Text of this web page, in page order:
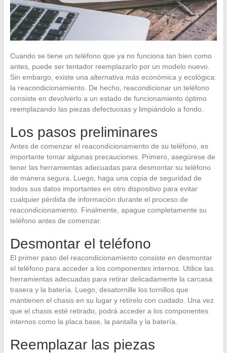
Cuando se tiene un teléfono que ya no funciona tan bien como
antes, puede ser tentador reemplazarlo por un modelo nuevo.
Sin embargo, existe una alternativa más económica y ecológica:
la reacondicionamiento. De hecho, reacondicionar un teléfono
consiste en devolverlo a un estado de funcionamiento óptimo
reemplazando las piezas defectuosas y limpiándolo a fondo.
Los pasos preliminares
Antes de comenzar el reacondicionamiento de su teléfono, es
importante tomar algunas precauciones. Primero, asegúrese de
tener las herramientas adecuadas para desmontar su teléfono
de manera segura. Luego, haga una copia de seguridad de
todos sus datos importantes en otro dispositivo para evitar
cualquier pérdida de información durante el proceso de
reacondicionamiento. Finalmente, apague completamente su
teléfono antes de comenzar.
Desmontar el teléfono
El primer paso del reacondicionamiento consiste en desmontar
el teléfono para acceder a los componentes internos. Utilice las
herramientas adecuadas para retirar delicadamente la carcasa
trasera y la batería. Luego, desatornille los tornillos que
mantienen el chasis en su lugar y retírelo con cuidado. Una vez
que el chasis esté retirado, podrá acceder a los componentes
internos como la placa base, la pantalla y la batería.
Reemplazar las piezas